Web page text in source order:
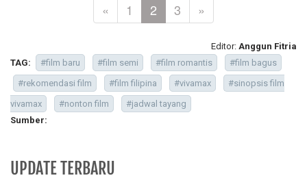
« 1 2 3 »
Editor: Anggun Fitria
TAG:
#film baru #film semi #film romantis
#film bagus
#rekomendasi film
#film filipina #vivamax
#sinopsis film
vivamax
#nonton film
#jadwal tayang
Sumber:
UPDATE TERBARU